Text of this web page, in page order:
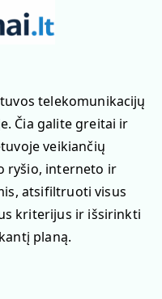
telekomunikacijų
Čia galite greitai ir
veikiančių
ryšio, interneto ir
atsifiltruoti visus
kriterijus ir išsirinkti
planą.